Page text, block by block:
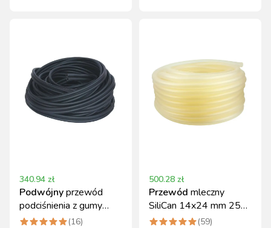
340.94 zł
Podwójnyprzewód
podciśnienia z gumy
7x13mm, 20m
(16)
500.28 zł
Przewód mleczny
SiliCan 14x24 mm 25m
Can Agri
(59)